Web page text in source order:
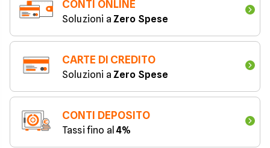
CONTI ONLINE
Soluzioni a Zero Spese
CARTE DI CREDITO
Soluzioni a Zero Spese
CONTI DEPOSITO
Tassi fino al 4%